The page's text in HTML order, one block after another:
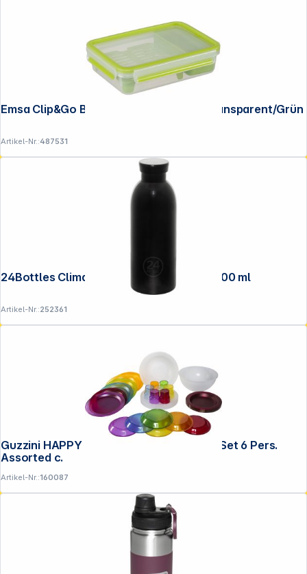
Emsa Clip&Go Brunchbox 518099 1,2l Transparent/Grün
Artikel-Nr.:487531
24Bottles Clima Bottle Black Radiance 500 ml
Artikel-Nr.:252361
Guzzini HAPPY HOUR PIC BOLL Picknick Set 6 Pers.
Assorted c.
Artikel-Nr.:160087
Folgen Sie uns auf